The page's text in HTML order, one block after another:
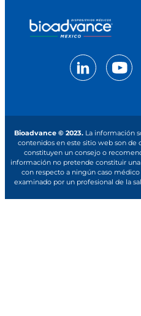
Bioadvance © 2023.La información
contenidos en este sitio web son de
constituyen un consejo o
información no pretende constituir
con respecto a ningún caso
examinado por un profesional de la